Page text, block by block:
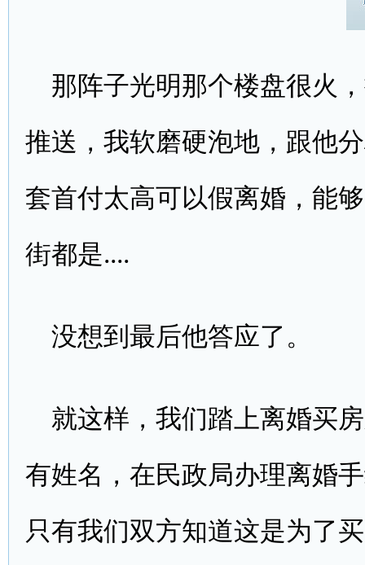
那阵子光明那个楼盘很火
推送，我软磨硬泡地，跟他
套首付太高可以假离婚，能
街都是....
没想到最后他答应了。
就这样，我们踏上离婚买
有姓名，在民政局办理离婚
只有我们双方知道这是为了